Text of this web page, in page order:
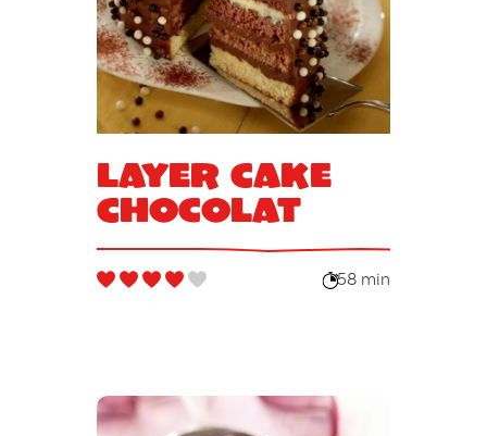
Layer Cake
Chocolat
58 min